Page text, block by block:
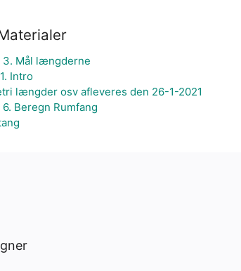
3. Mål længderne
Intro
længder osv afleveres den 26-1-2021
6. Beregn Rumfang